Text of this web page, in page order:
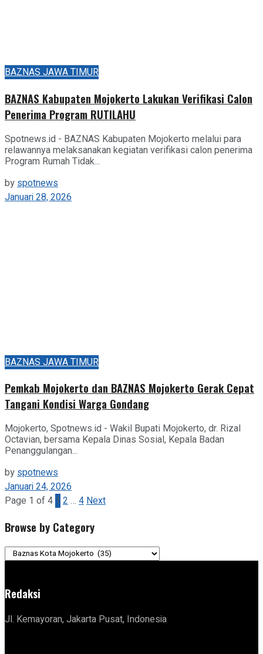
BAZNAS JAWA TIMUR
BAZNAS Kabupaten Mojokerto Lakukan Verifikasi Calon
Penerima Program RUTILAHU
Spotnews.id - BAZNAS Kabupaten Mojokerto melalui para
relawannya melaksanakan kegiatan verifikasi calon penerima
Program Rumah Tidak...
by spotnews
Januari 28, 2026
BAZNAS JAWA TIMUR
Pemkab Mojokerto dan BAZNAS Mojokerto Gerak Cepat
Tangani Kondisi Warga Gondang
Mojokerto, Spotnews.id - Wakil Bupati Mojokerto, dr. Rizal
Octavian, bersama Kepala Dinas Sosial, Kepala Badan
Penanggulangan...
byspotnews
Januari 24, 2026
Page 1 of 4 1 2… 4Next
Browse by Category
Browse
Redaksi
Jl. Kemayoran, Jakarta Pusat, Indonesia